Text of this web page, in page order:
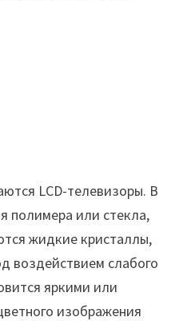
LCD-телевизоры. В
полимера или стекла,
жидкие кристаллы,
воздействием слабого
яркими или
изображения